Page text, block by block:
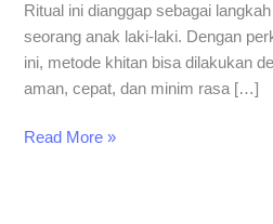
Ritual ini dianggap sebagai
seorang anak laki-laki. Dengan
ini, metode khitan bisa dilakukan
aman, cepat, dan minim rasa […]
Read More »